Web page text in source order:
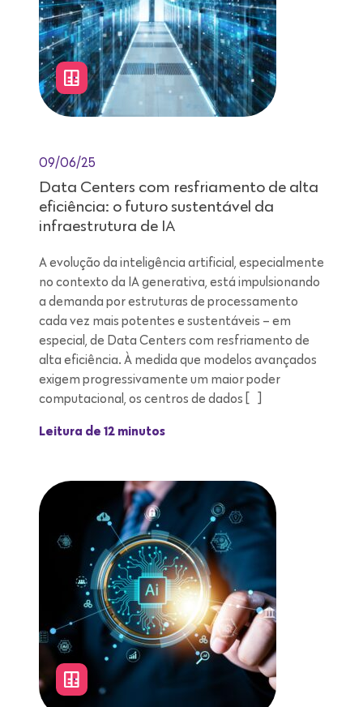
09/06/25
Data Centers com resfriamento de alta
eficiência: o futuro sustentável da
infraestrutura de IA
A evolução da inteligência artificial, especialmente
no contexto da IA generativa, está impulsionando
a demanda por estruturas de processamento
cada vez mais potentes e sustentáveis – em
especial, de Data Centers com resfriamento de
alta eficiência. À medida que modelos avançados
exigem progressivamente um maior poder
computacional, os centros de dados […]
Leitura de 12 minutos